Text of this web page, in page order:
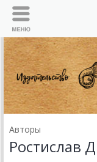
Авторы
Ростислав